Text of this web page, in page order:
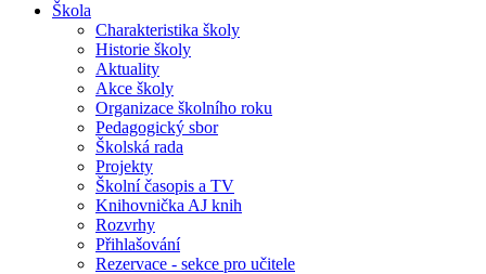
Škola
Charakteristika školy
Historie školy
Aktuality
Akce školy
Organizace školního roku
Pedagogický sbor
Školská rada
Projekty
Školní časopis a TV
Knihovnička AJ knih
Rozvrhy
Přihlašování
Rezervace - sekce pro učitele